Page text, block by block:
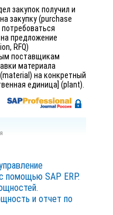
закупок получил и
закупку (purchase
предложение
RFQ)
поставщикам
материала
на конкретный
единица] (plant).
помощью SAP ERP.
и отчет по